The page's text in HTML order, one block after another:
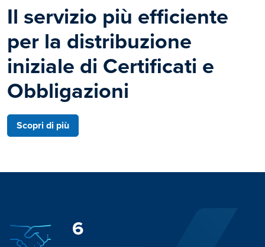
Il servizio più efficiente
per la distribuzione
iniziale di Certificati e
Obbligazioni
Scopri di più
6